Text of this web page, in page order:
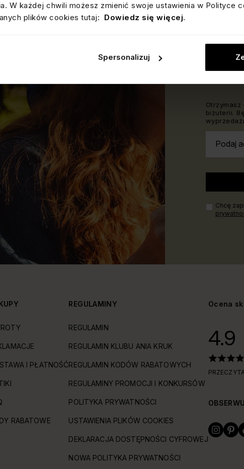
W każdej chwili możesz zmienić swoje ustawienia w Polityce
plików cookies tutaj: Dowiedz się więcej.
Spersonalizuj
Dołącz
biżuterii.
Podaj
Chcę
I PŁATNOŚĆ
RABATOWE
REGULAMINY
REGULAMIN
REGULAMIN KLUBU ANIA KRUK
REGULAMIN KODÓW RABATOWYCH
REGULAMINY PROMOCJI I KONKURSÓW
POLITYKA PRYWATNOŚCI
USTAWIENIA PLIKÓW COOKIES
DEKLARACJA DOSTĘPNOŚCI CYFROWEJ
NOWA POLITYKA PRYWATNOŚCI
Ocena
4.9